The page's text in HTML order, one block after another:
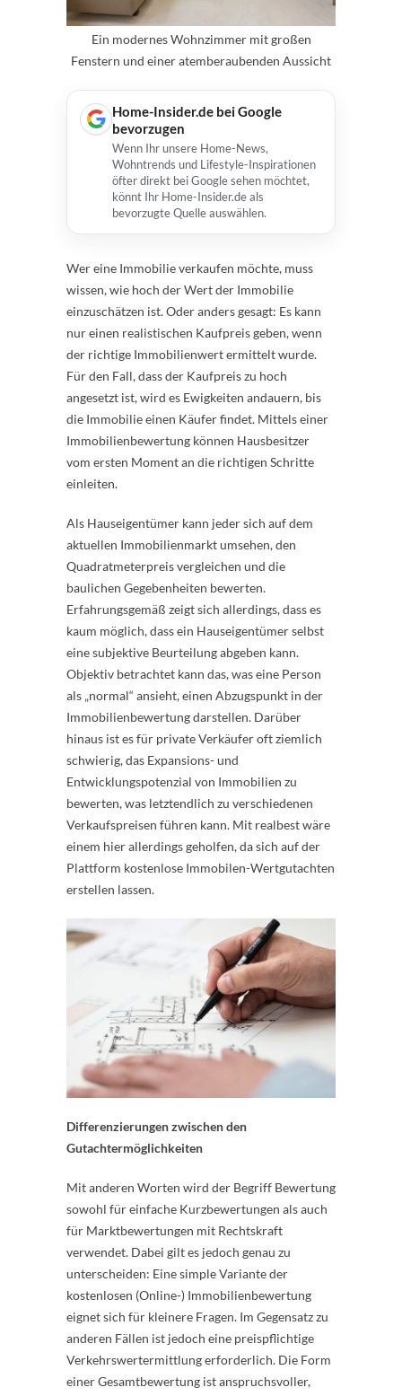
Ein modernes Wohnzimmer mit großen
Fenstern und einer atemberaubenden Aussicht
Home-Insider.de bei Google
bevorzugen
Wenn Ihr unsere Home-News,
Wohntrends und Lifestyle-Inspirationen
öfter direkt bei Google sehen möchtet,
könnt Ihr Home-Insider.de als
bevorzugte Quelle auswählen.
Wer eine Immobilie verkaufen möchte, muss
wissen, wie hoch der Wert der Immobilie
einzuschätzen ist. Oder anders gesagt: Es kann
nur einen realistischen Kaufpreis geben, wenn
der richtige Immobilienwert ermittelt wurde.
Für den Fall, dass der Kaufpreis zu hoch
angesetzt ist, wird es Ewigkeiten andauern, bis
die Immobilie einen Käufer findet. Mittels einer
Immobilienbewertung können Hausbesitzer
vom ersten Moment an die richtigen Schritte
einleiten.
Als Hauseigentümer kann jeder sich auf dem
aktuellen Immobilienmarkt umsehen, den
Quadratmeterpreis vergleichen und die
baulichen Gegebenheiten bewerten.
Erfahrungsgemäß zeigt sich allerdings, dass es
kaum möglich, dass ein Hauseigentümer selbst
eine subjektive Beurteilung abgeben kann.
Objektiv betrachtet kann das, was eine Person
als „normal“ ansieht, einen Abzugspunkt in der
Immobilienbewertung darstellen. Darüber
hinaus ist es für private Verkäufer oft ziemlich
schwierig, das Expansions- und
Entwicklungspotenzial von Immobilien zu
bewerten, was letztendlich zu verschiedenen
Verkaufspreisen führen kann. Mit realbest wäre
einem hier allerdings geholfen, da sich auf der
Plattform kostenlose Immobilen-Wertgutachten
erstellen lassen.
Differenzierungen zwischen den
Gutachtermöglichkeiten
Mit anderen Worten wird der Begriff Bewertung
sowohl für einfache Kurzbewertungen als auch
für Marktbewertungen mit Rechtskraft
verwendet. Dabei gilt es jedoch genau zu
unterscheiden: Eine simple Variante der
kostenlosen (Online-) Immobilienbewertung
eignet sich für kleinere Fragen. Im Gegensatz zu
anderen Fällen ist jedoch eine preispflichtige
Verkehrswertermittlung erforderlich. Die Form
einer Gesamtbewertung ist anspruchsvoller,